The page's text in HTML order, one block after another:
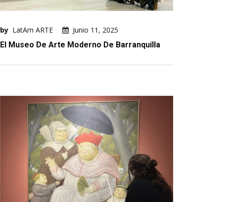
by LatAm ARTE
Junio 11, 2025
El Museo De Arte Moderno De Barranquilla